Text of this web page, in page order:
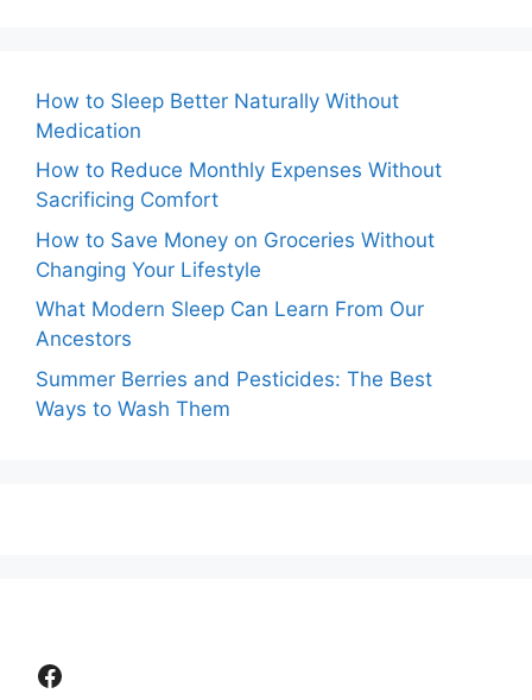
How to Sleep Better Naturally Without
Medication
How to Reduce Monthly Expenses Without
Sacrificing Comfort
How to Save Money on Groceries Without
Changing Your Lifestyle
What Modern Sleep Can Learn From Our
Ancestors
Summer Berries and Pesticides: The Best
Ways to Wash Them
Facebook